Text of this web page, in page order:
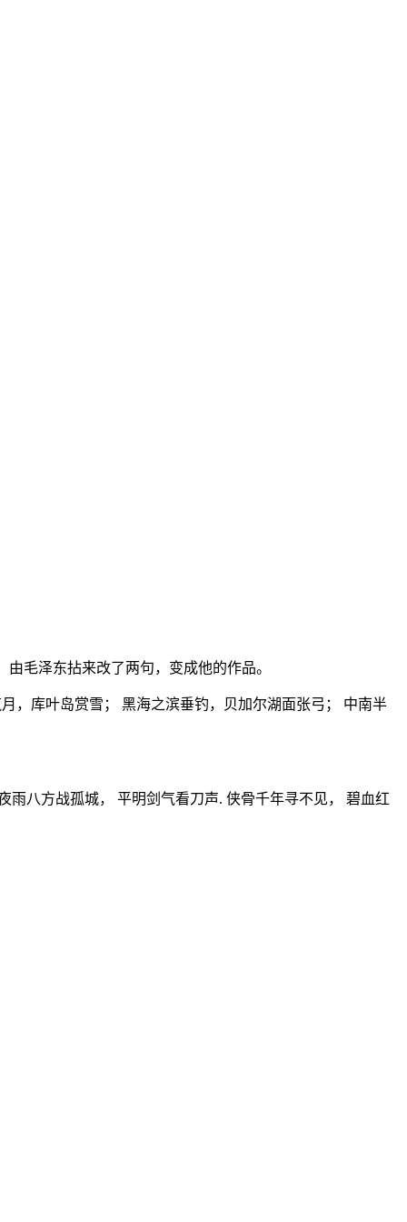
毛泽东拈来改了两句，变成他的作品。
，库叶岛赏雪； 黑海之滨垂钓，贝加尔湖面张弓； 中南半
八方战孤城， 平明剑气看刀声. 侠骨千年寻不见， 碧血红